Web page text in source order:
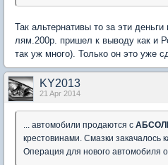
Так альтернативы то за эти
лям.200р. пришел к выводу как и
так уж много). Только он это уже
KY2013
21 Apr 2014
... автомобили продаются с
крестовинами. Смазки закачалось
Операция для нового автомобиля